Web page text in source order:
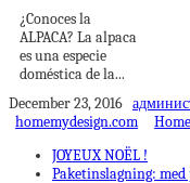
¿Conoces la
ALPACA? La alpaca
es una especie
doméstica de la...
December 23, 2016
homemydesign.com
JOYEUX NOËL !
Paketinslagning: